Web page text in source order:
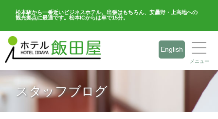
松本駅から一番近いビジネスホテル。出張はもちろん、安曇野・上高地への
観光拠点に最適です。松本ICからは車で15分。
English
メニュー
スタッフブログ